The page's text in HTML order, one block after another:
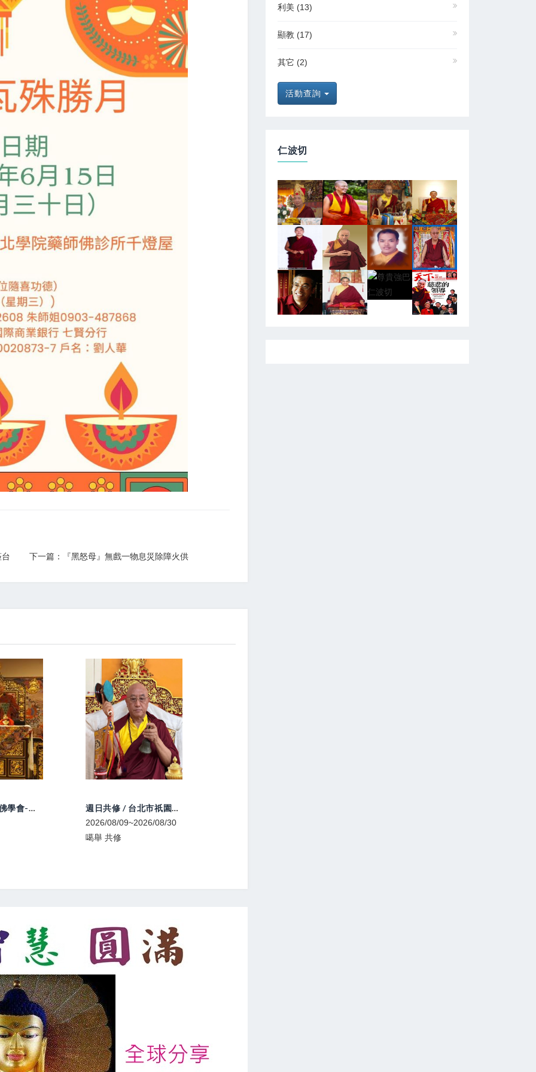
下一篇：『黑怒母』無戲一物息災除障火供
喇榮開顯光明佛學會-中陰文武百尊超渡法會 週日共修 / 台北市祇園佛學會
2026/08/09~2026/08/30
噶舉 共修
利美 (13)
顯教 (17)
其它 (2)
活動查詢
仁波切